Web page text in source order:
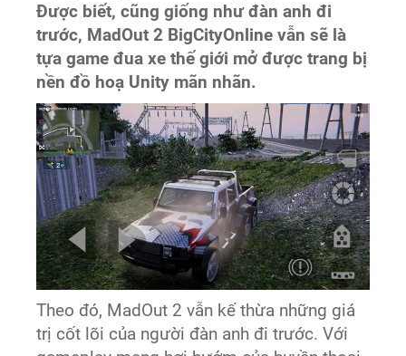
Được biết, cũng giống như đàn anh đi
trước, MadOut 2 BigCityOnline vẫn sẽ là
tựa game đua xe thế giới mở được trang bị
nền đồ hoạ Unity mãn nhãn.
Theo đó, MadOut 2 vẫn kế thừa những giá
trị cốt lõi của người đàn anh đi trước. Với